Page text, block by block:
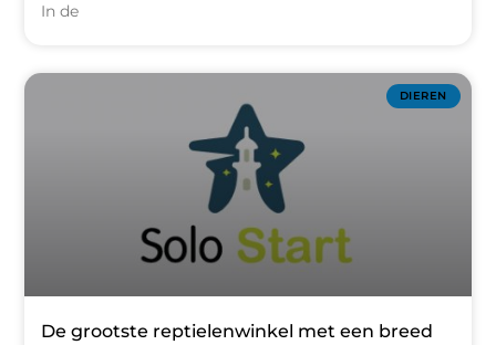
In de
DIEREN
De grootste reptielenwinkel met een breed